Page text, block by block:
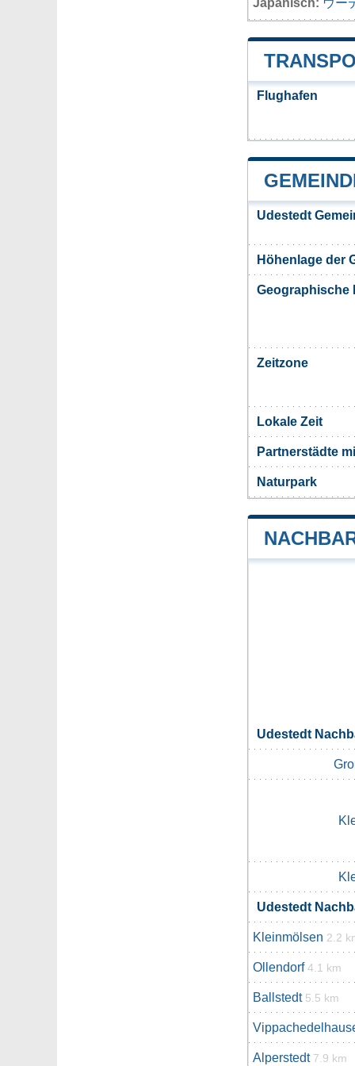
Japanisch: ウー
Flughafen
Udestedt
Höhenlage der
Geographische
Zeitzone
Lokale Zeit
Partnerstädte
Naturpark
Udestedt
Udestedt
Kleinmölsen 2.2
Ollendorf 4.1 km
Ballstedt 5.5 km
Alperstedt 7.9 km